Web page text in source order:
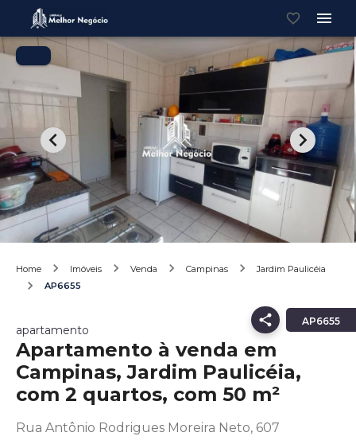
Home Imóveis Venda Campinas
Jardim Paulicéia
AP6655
AP6655
apartamento
Apartamento à venda em
Campinas, Jardim Paulicéia,
com 2 quartos, com 50 m²
Rua Antônio Rodrigues Moreira Neto, 607